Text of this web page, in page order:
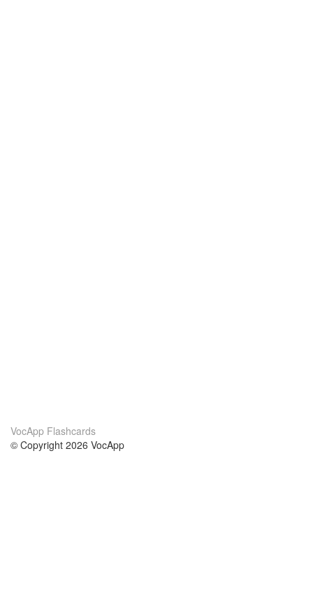
VocApp Flashcards
© Copyright 2026 VocApp